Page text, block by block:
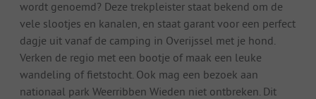
wordt genoemd? Deze trekpleister staat bekend om de
vele slootjes en kanalen, en staat garant voor een perfect
dagje uit vanaf de camping in Overijssel met je hond.
Verken de regio met een bootje of maak een leuke
wandeling of fietstocht. Ook mag een bezoek aan
nationaal park Weerribben Wieden niet ontbreken. Dit